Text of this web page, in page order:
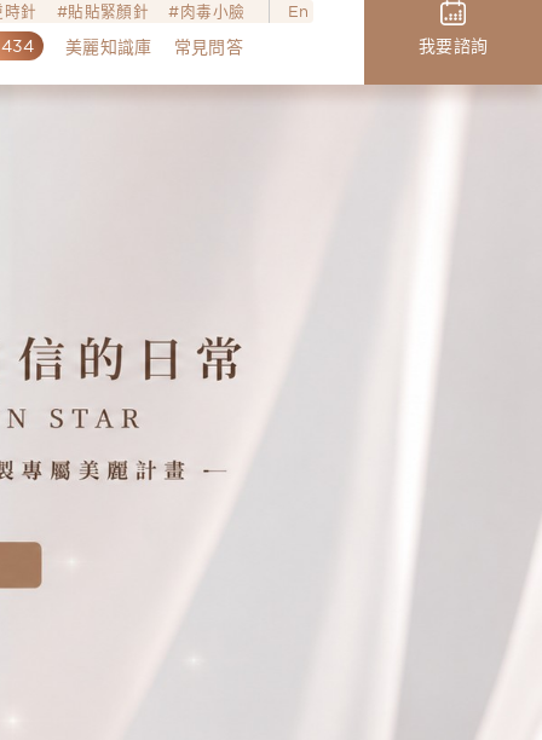
針 貼貼緊顏針 肉毒小臉 En
美麗知識庫 常見問答 我要諮詢